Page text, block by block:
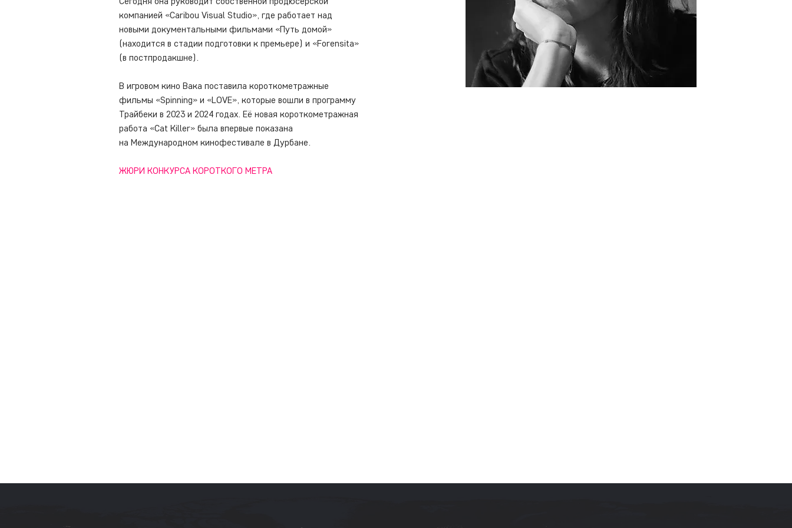
компанией «Caribou Visual Studio», где работает над
новыми документальными фильмами «Путь домой»
(находится в стадии подготовки к премьере) и «Forensita»
(в постпродакшне).
В игровом кино Вака поставила короткометражные
фильмы «Spinning» и «LOVE», которые вошли в программу
Трайбеки в 2023 и 2024 годах. Её новая короткометражная
работа «Cat Killer» была впервые показана
на Международном кинофестивале в Дурбане.
ЖЮРИ КОНКУРСА КОРОТКОГО МЕТРА